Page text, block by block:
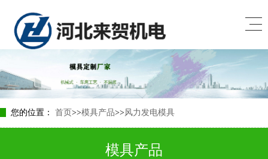
您的位置： 首页 >>模具产品>>风力发电模具
模具产品